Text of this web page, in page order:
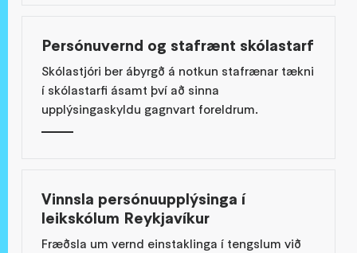
Persónuvernd og stafrænt skólastarf
Skólastjóri ber ábyrgð á notkun stafrænar tækni
í skólastarfi ásamt því að sinna
upplýsingaskyldu gagnvart foreldrum.
Vinnsla persónuupplýsinga í
leikskólum Reykjavíkur
Fræðsla um vernd einstaklinga í tengslum við